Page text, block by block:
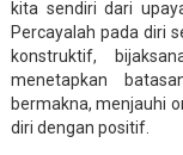
kita sendiri dari
Percayalah pada diri
konstruktif,
menetapkan
bermakna, menjauhi
diri dengan positif.